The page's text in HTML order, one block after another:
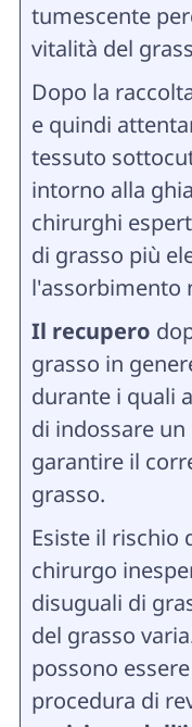
tumescente
vitalità del
Dopo la
e quindi
tessuto
intorno alla
chirurghi
di grasso più
l'assorbimento
Il recupero
grasso in
durante i quali
di indossare
garantire il
grasso.
Esiste il rischio
chirurgo
disuguali di
del grasso
possono
procedura di